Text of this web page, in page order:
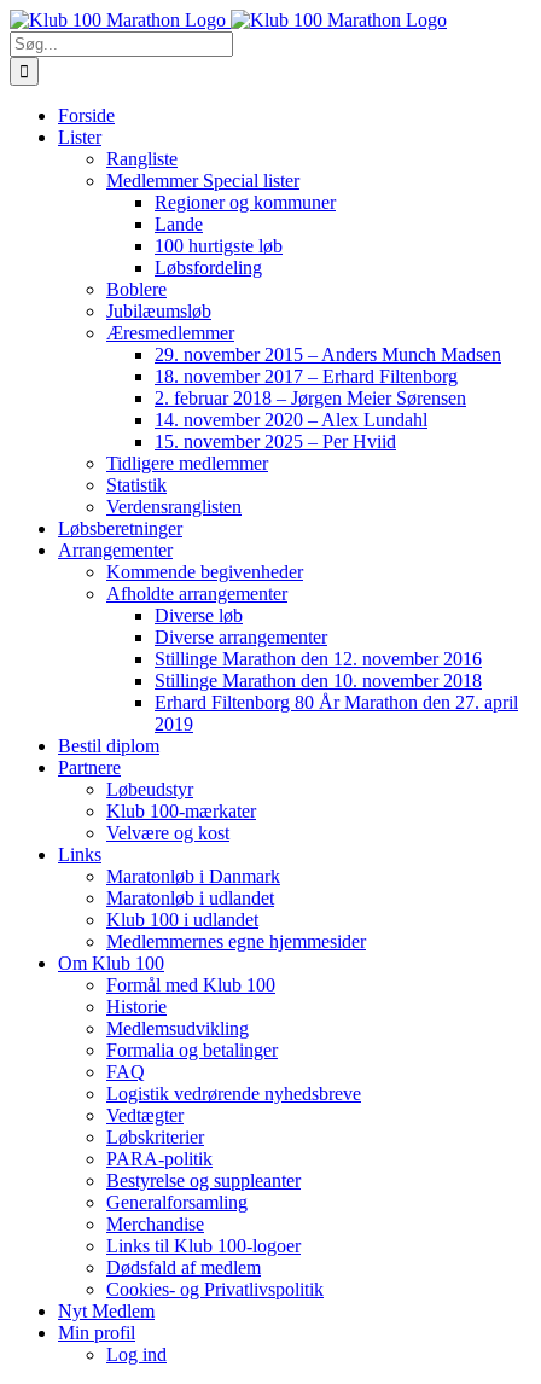
Skip
to
content
Søg
efter:
Forside
Lister
Rangliste
Medlemmer Special lister
Regioner og kommuner
Lande
100 hurtigste løb
Løbsfordeling
Boblere
Jubilæumsløb
Æresmedlemmer
29. november 2015 – Anders Munch Madsen
18. november 2017 – Erhard Filtenborg
2. februar 2018 – Jørgen Meier Sørensen
14. november 2020 – Alex Lundahl
15. november 2025 – Per Hviid
Tidligere medlemmer
Statistik
Verdensranglisten
Løbsberetninger
Arrangementer
Kommende begivenheder
Afholdte arrangementer
Diverse løb
Diverse arrangementer
Stillinge Marathon den 12. november 2016
Stillinge Marathon den 10. november 2018
Erhard Filtenborg 80 År Marathon den 27. april
2019
Bestil diplom
Partnere
Løbeudstyr
Klub 100-mærkater
Velvære og kost
Links
Maratonløb i Danmark
Maratonløb i udlandet
Klub 100 i udlandet
Medlemmernes egne hjemmesider
Om Klub 100
Formål med Klub 100
Historie
Medlemsudvikling
Formalia og betalinger
FAQ
Logistik vedrørende nyhedsbreve
Vedtægter
Løbskriterier
PARA-politik
Bestyrelse og suppleanter
Generalforsamling
Merchandise
Links til Klub 100-logoer
Dødsfald af medlem
Cookies- og Privatlivspolitik
Nyt Medlem
Min profil
Log ind